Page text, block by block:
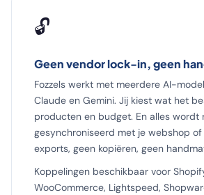
🔓
Geen vendor lock-in, geen
Fozzels werkt met meerdere AI-
Claude en Gemini. Jij kiest wat het
producten en budget. En alles wordt
gesynchroniseerd met je webshop of
exports, geen kopiëren, geen
Koppelingen beschikbaar voor
WooCommerce, Lightspeed,